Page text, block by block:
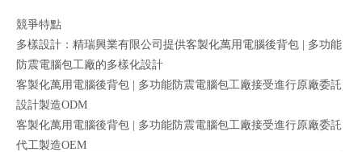
競爭特點
多樣設計：精瑞興業有限公司提供客製化萬用電腦後背包 | 多功能
防震電腦包工廠的多樣化設計
客製化萬用電腦後背包 | 多功能防震電腦包工廠接受進行原廠委託
設計製造ODM
客製化萬用電腦後背包 | 多功能防震電腦包工廠接受進行原廠委託
代工製造OEM